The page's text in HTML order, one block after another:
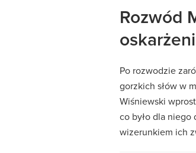
Rozwód
Po rozwodzie
gorzkich słów w
Wiśniewski
co było dla niego
wizerunkiem ich